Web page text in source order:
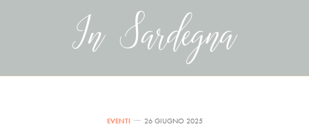
EVENTI 26 GIUGNO 2025